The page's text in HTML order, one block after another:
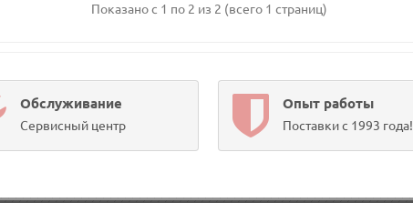
Показано с 1 по 2 из 2 (всего 1 страниц)
Обслуживание
Сервисный центр
Опыт работы
Поставки с 1993 года!